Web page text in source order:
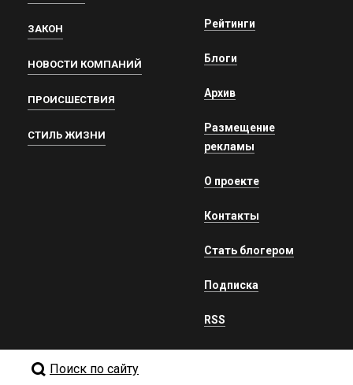
ЗАКОН
НОВОСТИ КОМПАНИЙ
ПРОИСШЕСТВИЯ
СТИЛЬ ЖИЗНИ
Рейтинги
Блоги
Архив
Размещение
рекламы
О проекте
Контакты
Стать блогером
Подписка
RSS
Поиск по сайту